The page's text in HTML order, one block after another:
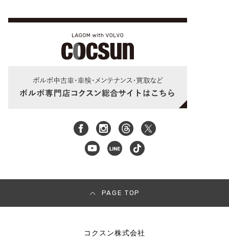
PAGE TOP
コクスン株式会社